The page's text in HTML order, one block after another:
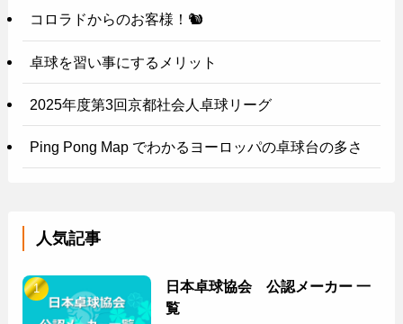
コロラドからのお客様！🐿️
卓球を習い事にするメリット
2025年度第3回京都社会人卓球リーグ
Ping Pong Map でわかるヨーロッパの卓球台の多さ
人気記事
日本卓球協会 公認メーカー 一
覧